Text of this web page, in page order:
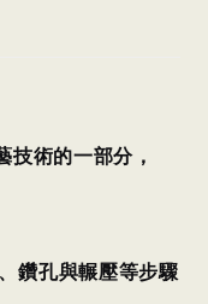
術的一部分，
鑽孔與輾壓等步驟